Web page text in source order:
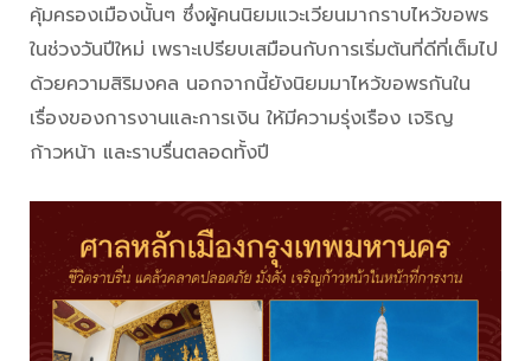
คุ้มครองเมืองนั้นๆ ซึ่งผู้คนนิยมแวะเวียนมากราบไหว้ขอพร
ในช่วงวันปีใหม่ เพราะเปรียบเสมือนกับการเริ่มต้นที่ดีที่เต็มไป
ด้วยความสิริมงคล นอกจากนี้ยังนิยมมาไหว้ขอพรกันใน
เรื่องของการงานและการเงิน ให้มีความรุ่งเรือง เจริญ
ก้าวหน้า และราบรื่นตลอดทั้งปี